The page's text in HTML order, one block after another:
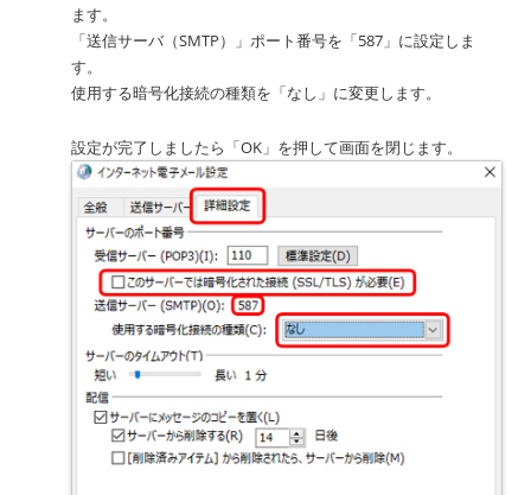
ます。
「送信サーバ（SMTP）」ポート番号を「587」に設定しま
す。
使用する暗号化接続の種類を「なし」に変更します。
設定が完了しましたら「OK」を押して画面を閉じます。